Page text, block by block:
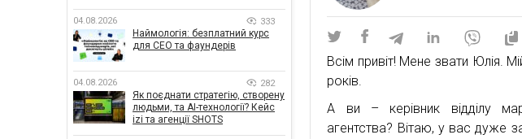
Всім привіт! Мене звати Юлія.
років.
А ви – керівник відділу
агентства? Вітаю, у вас дуже
04.08.2026 333
Наймологія: безплатний курс
для CEO та фаундерів
04.08.2026 282
Як поєднати стратегію, створену
людьми, та AI-технології? Кейс
izi та агенції SHOTS